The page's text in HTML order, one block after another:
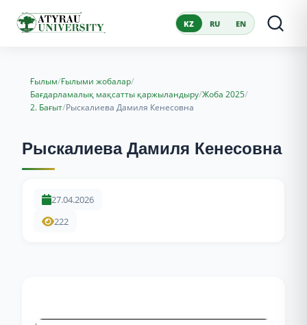
KZ RU EN
Ғылым/Ғылыми жобалар/
Бағдарламалық мақсатты қаржыландыру/Жоба 2025/
2. Бағыт/Рыскалиева Дамиля Кенесовна
Рыскалиева Дамиля Кенесовна
27.04.2026
222